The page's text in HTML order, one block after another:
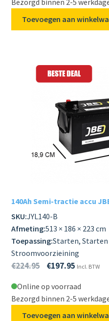
Toevoegen aan
140Ah Semi-tractie accu
SKU:JYL140-B
Afmeting:513 × 186 × 223 cm
Toepassing:Starten,
Stroomvoorzieining
€224.95 €197.95 Incl. BTW
Online op voorraad
Bezorgd binnen 2-5
Toevoegen aan